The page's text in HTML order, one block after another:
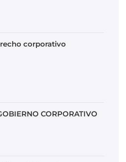
corporativo
CORPORATIVO